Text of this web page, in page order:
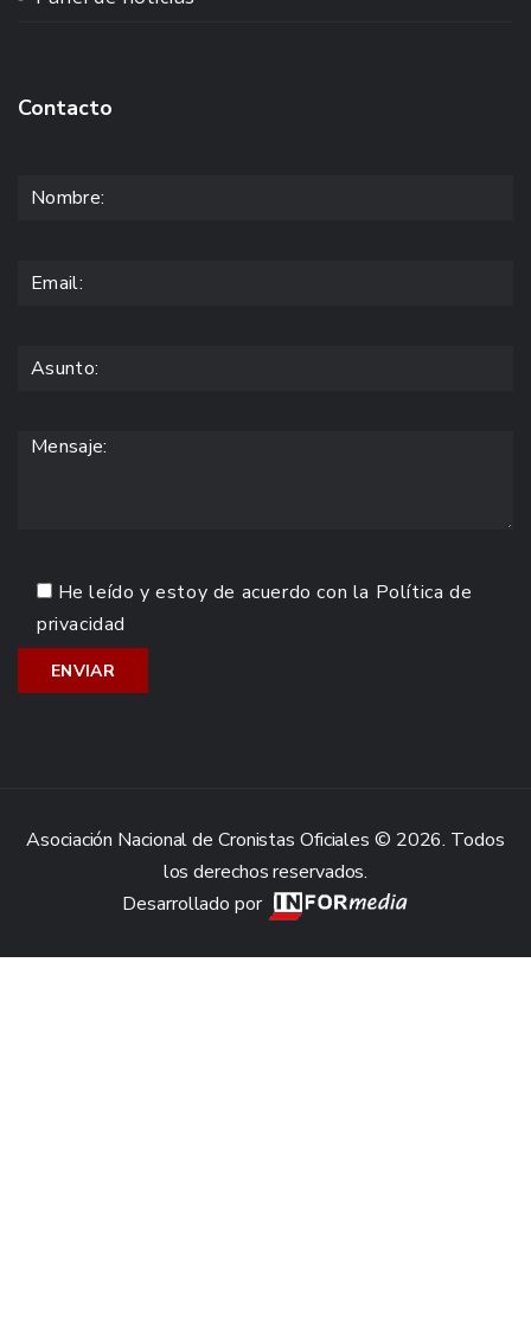
Contacto
He leído y estoy de acuerdo con la Política de
privacidad
Asociación Nacional de Cronistas Oficiales © 2026. Todos
los derechos reservados.
Desarrollado por